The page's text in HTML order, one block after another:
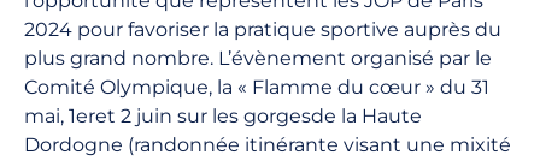
2024 pour favoriser la pratique sportive auprès du
plus grand nombre. L’évènement organisé par le
Comité Olympique, la « Flamme du cœur » du 31
mai, 1eret 2 juin sur les gorgesde la Haute
Dordogne (randonnée itinérante visant une mixité